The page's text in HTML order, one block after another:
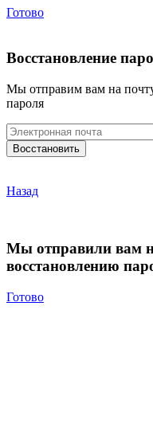
Готово
Восстановление
Мы отправим вам на
пароля
Назад
Мы отправили вам
восстановлению
Готово